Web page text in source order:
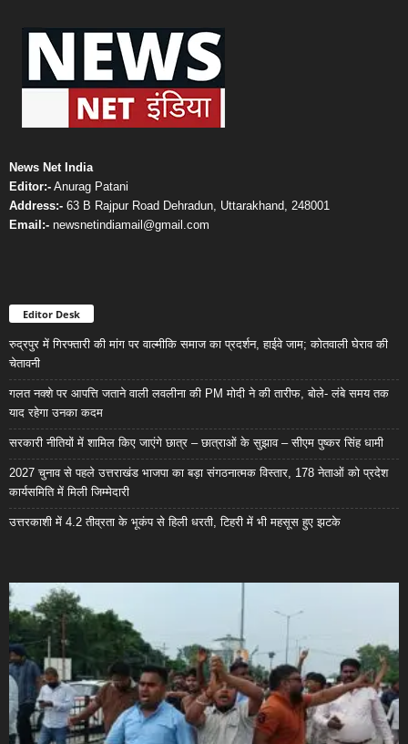
News Net India
Editor:- Anurag Patani
Address:- 63 B Rajpur Road Dehradun, Uttarakhand, 248001
Email:- newsnetindiamail@gmail.com
Editor Desk
रुद्रपुर में गिरफ्तारी की मांग पर वाल्मीकि समाज का प्रदर्शन, हाईवे जाम; कोतवाली घेराव की
चेतावनी
गलत नक्शे पर आपत्ति जताने वाली लवलीना की PM मोदी ने की तारीफ, बोले- लंबे समय तक
याद रहेगा उनका कदम
सरकारी नीतियों में शामिल किए जाएंगे छात्र – छात्राओं के सुझाव – सीएम पुष्कर सिंह धामी
2027 चुनाव से पहले उत्तराखंड भाजपा का बड़ा संगठनात्मक विस्तार, 178 नेताओं को प्रदेश
कार्यसमिति में मिली जिम्मेदारी
उत्तरकाशी में 4.2 तीव्रता के भूकंप से हिली धरती, टिहरी में भी महसूस हुए झटके